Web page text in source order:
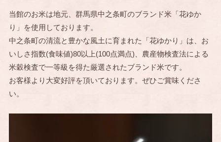
当館のお米は地元、群馬県中之条町のブランド米「花ゆか
り」を使用しております。
中之条町の清流と豊かな風土に育まれた「花ゆかり」は、お
いしさ指数(食味値)80以上(100点満点)、農産物検査法による
米穀検査で一等級を得た厳選されたブランド米です。
お客様より大変好評を頂いております。ぜひご賞味くださ
い。